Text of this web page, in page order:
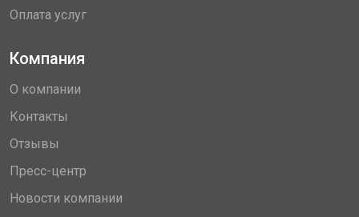
Оплата услуг
Компания
О компании
Контакты
Отзывы
Пресс-центр
Новости компании